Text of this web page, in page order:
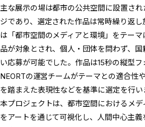
主な展示の場は都市の公共空間に設置さ
ジであり、選定された作品は常時繰り返
は「都市空間のメディアと環境」をテー
品が対象とされ、個人・団体を問わず、
い応募が可能でした。作品は15秒の縦型フ
NEORTの運営チームがテーマとの適合性
を踏まえた表現性などを基準に選定を行い
本プロジェクトは、都市空間におけるメ
をアートを通じて可視化し、人間中心主